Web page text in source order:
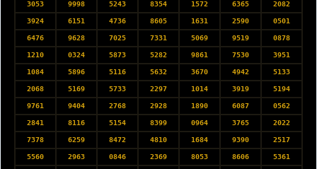
3053 9998 5243 8354 1572 6365 2082
3924 6151 4736 8605 1631 2590 0501
6476 9628 7025 7331 5069 9519 0878
1210 0324 5873 5282 9861 7530 3951
1084 5896 5116 5632 3670 4942 5133
2068 5169 5733 2297 1014 3919 5194
9761 9404 2768 2928 1890 6087 0562
2841 8116 5154 8399 0964 3765 2022
7378 6259 8472 4810 1684 9390 2517
5560 2963 0846 2369 8053 8606 5361